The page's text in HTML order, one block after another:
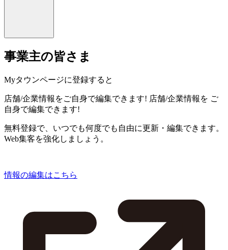
事業主の皆さま
Myタウンページに登録すると
店舗/企業情報をご自身で編集できます! 店舗/企業情報を ご
自身で編集できます!
無料登録で、いつでも何度でも自由に更新・編集できます。
Web集客を強化しましょう。
情報の編集はこちら